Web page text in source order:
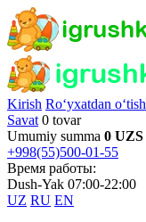
Kirish Ro‘yxatdan o‘tish
Savat 0 tovar
Umumiy summa 0 UZS
+998(55)500-01-55
Время работы:
Dush-Yak 07:00-22:00
UZ RU EN